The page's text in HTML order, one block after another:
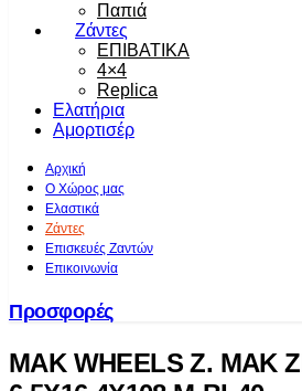
Παπιά
Ζάντες
ΕΠΙΒΑΤΙΚΑ
4×4
Replica
Ελατήρια
Αμορτισέρ
Αρχική
Ο Χώρος μας
Ελαστικά
Ζάντες
Επισκευές Ζαντών
Επικοινωνία
Προσφορές
MAK WHEELS Z. ΜΑΚ